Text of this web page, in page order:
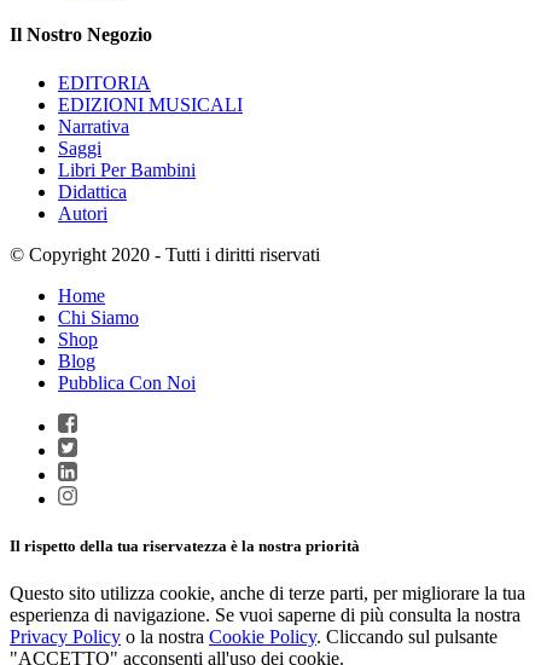
Il Nostro Negozio
EDITORIA
EDIZIONI MUSICALI
Narrativa
Saggi
Libri Per Bambini
Didattica
Autori
© Copyright 2020 - Tutti i diritti riservati
Home
Chi Siamo
Shop
Blog
Pubblica Con Noi
Il rispetto della tua riservatezza è la nostra priorità
Questo sito utilizza cookie, anche di terze parti, per migliorare la tua
esperienza di navigazione. Se vuoi saperne di più consulta la nostra
Privacy Policy o la nostra Cookie Policy. Cliccando sul pulsante
"ACCETTO" acconsenti all'uso dei cookie.